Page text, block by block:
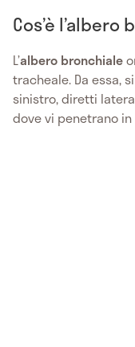
Cos’è
L’albero bronchiale
tracheale. Da essa,
sinistro, diretti
dove vi penetrano